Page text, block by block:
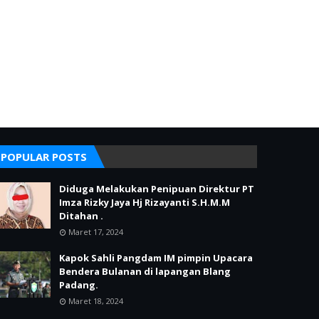
POPULAR POSTS
Diduga Melakukan Penipuan Direktur PT
Imza Rizky Jaya Hj Rizayanti S.H.M.M
Ditahan .
Maret 17, 2024
Kapok Sahli Pangdam IM pimpin Upacara
Bendera Bulanan di lapangan Blang
Padang.
Maret 18, 2024